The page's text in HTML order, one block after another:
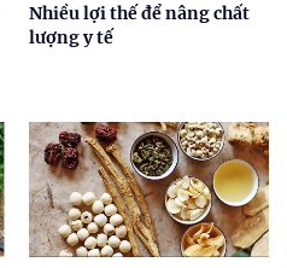
Nhiều lợi thế để nâng chất
lượng y tế